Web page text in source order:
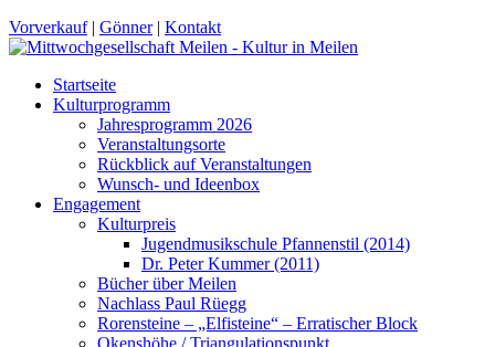
Vorverkauf| Gönner| Kontakt
Startseite
Kulturprogramm
Jahresprogramm 2026
Veranstaltungsorte
Rückblick auf Veranstaltungen
Wunsch- und Ideenbox
Engagement
Kulturpreis
Jugendmusikschule Pfannenstil (2014)
Dr. Peter Kummer (2011)
Bücher über Meilen
Nachlass Paul Rüegg
Rorensteine – „Elfisteine“ – Erratischer Block
Okenshöhe / Triangulationspunkt